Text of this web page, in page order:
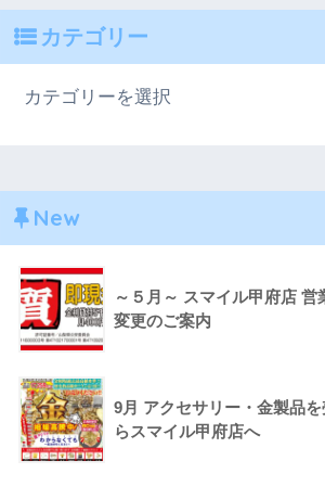
カテゴリー
New
～５月～ スマイル甲府店 営
変更のご案内
9月 アクセサリー・金製品
らスマイル甲府店へ